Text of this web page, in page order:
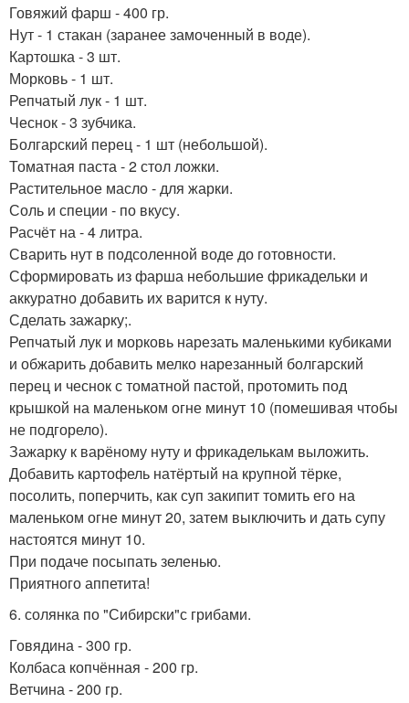
Говяжий фарш - 400 гр.
Нут - 1 стакан (заранее замоченный в воде).
Картошка - 3 шт.
Морковь - 1 шт.
Репчатый лук - 1 шт.
Чеснок - 3 зубчика.
Болгарский перец - 1 шт (небольшой).
Томатная паста - 2 стол ложки.
Растительное масло - для жарки.
Соль и специи - по вкусу.
Расчёт на - 4 литра.
Сварить нут в подсоленной воде до готовности.
Сформировать из фарша небольшие фрикадельки и
аккуратно добавить их варится к нуту.
Сделать зажарку;.
Репчатый лук и морковь нарезать маленькими кубиками
и обжарить добавить мелко нарезанный болгарский
перец и чеснок с томатной пастой, протомить под
крышкой на маленьком огне минут 10 (помешивая чтобы
не подгорело).
Зажарку к варёному нуту и фрикаделькам выложить.
Добавить картофель натёртый на крупной тёрке,
посолить, поперчить, как суп закипит томить его на
маленьком огне минут 20, затем выключить и дать супу
настоятся минут 10.
При подаче посыпать зеленью.
Приятного аппетита!
6. солянка по "Сибирски"с грибами.
Говядина - 300 гр.
Колбаса копчённая - 200 гр.
Ветчина - 200 гр.